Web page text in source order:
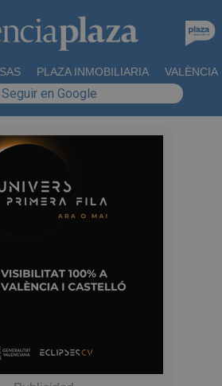
PLAZA INMOBILIARIA VALÈNCIA
en Google